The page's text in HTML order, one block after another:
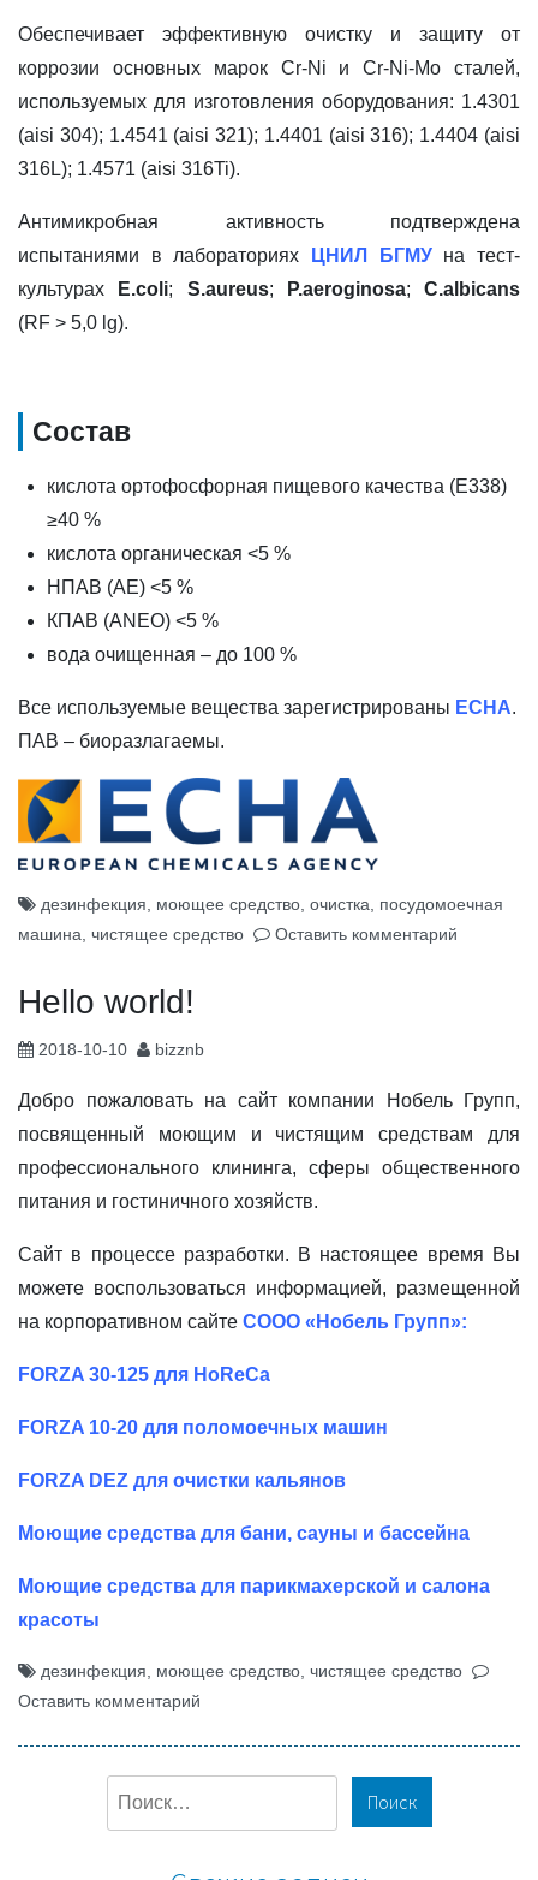
Обеспечивает эффективную очистку и защиту от
коррозии основных марок Cr-Ni и Cr-Ni-Mo сталей,
используемых для изготовления оборудования: 1.4301
(aisi 304); 1.4541 (aisi 321); 1.4401 (aisi 316); 1.4404 (aisi
316L); 1.4571 (aisi 316Ti).
Антимикробная активность подтверждена
испытаниями в лабораториях
ЦНИЛ БГМУна тест-
культурах
E.coli; S.aureus; P.aeroginosa; C.albicans
(RF > 5,0 lg).
Состав
кислота ортофосфорная пищевого качества (E338)
≥40 %
кислота органическая <5 %
НПАВ (AE) <5 %
КПАВ (ANEO) <5 %
вода очищенная – до 100 %
Все используемые вещества зарегистрированы ECHA.
ПАВ – биоразлагаемы.
дезинфекция моющее средство очистка
посудомоечная
машина чистящее средство Оставить комментарий
Hello world!
2018-10-10 bizznb
Добро пожаловать на сайт компании Нобель Групп,
посвященный моющим и чистящим средствам для
профессионального клининга, сферы общественного
питания и гостиничного хозяйств.
Сайт в процессе разработки. В настоящее время Вы
можете воспользоваться информацией, размещенной
на корпоративном сайте СООО «Нобель Групп»:
FORZA 30-125 для HoReCa
FORZA 10-20 для поломоечных машин
FORZA DEZ для очистки кальянов
Моющие средства для бани, сауны и бассейна
Моющие средства для парикмахерской и салона
красоты
дезинфекция моющее средство чистящее средство
Оставить комментарий